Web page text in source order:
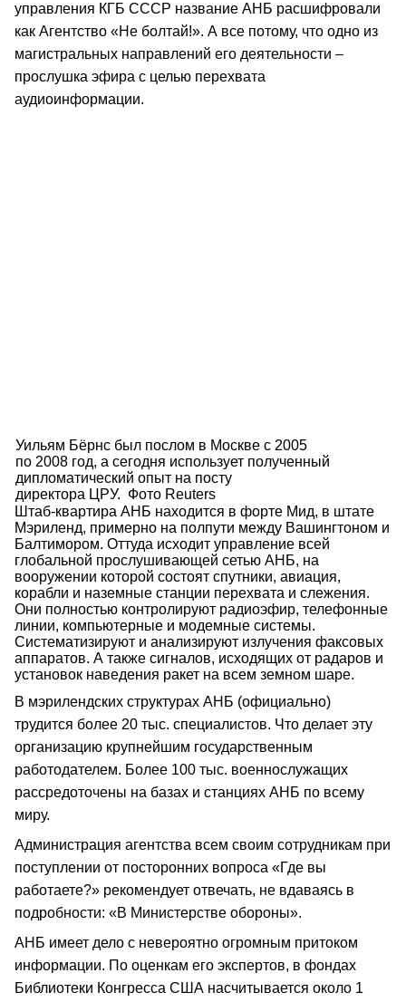
управления КГБ СССР название АНБ расшифровали
как Агентство «Не болтай!». А все потому, что одно из
магистральных направлений его деятельности –
прослушка эфира с целью перехвата
аудиоинформации.
Уильям Бёрнс был послом в Москве с 2005
по 2008 год, а сегодня использует полученный
дипломатический опыт на посту
директора ЦРУ. Фото Reuters
Штаб-квартира АНБ находится в форте Мид, в штате
Мэриленд, примерно на полпути между Вашингтоном и
Балтимором. Оттуда исходит управление всей
глобальной прослушивающей сетью АНБ, на
вооружении которой состоят спутники, авиация,
корабли и наземные станции перехвата и слежения.
Они полностью контролируют радиоэфир, телефонные
линии, компьютерные и модемные системы.
Систематизируют и анализируют излучения факсовых
аппаратов. А также сигналов, исходящих от радаров и
установок наведения ракет на всем земном шаре.
В мэрилендских структурах АНБ (официально)
трудится более 20 тыс. специалистов. Что делает эту
организацию крупнейшим государственным
работодателем. Более 100 тыс. военнослужащих
рассредоточены на базах и станциях АНБ по всему
миру.
Администрация агентства всем своим сотрудникам при
поступлении от посторонних вопроса «Где вы
работаете?» рекомендует отвечать, не вдаваясь в
подробности: «В Министерстве обороны».
АНБ имеет дело с невероятно огромным притоком
информации. По оценкам его экспертов, в фондах
Библиотеки Конгресса США насчитывается около 1